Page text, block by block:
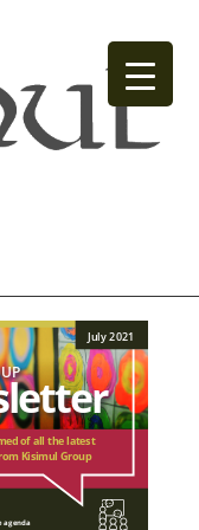
Anne.Butler@kisimul.co.uk